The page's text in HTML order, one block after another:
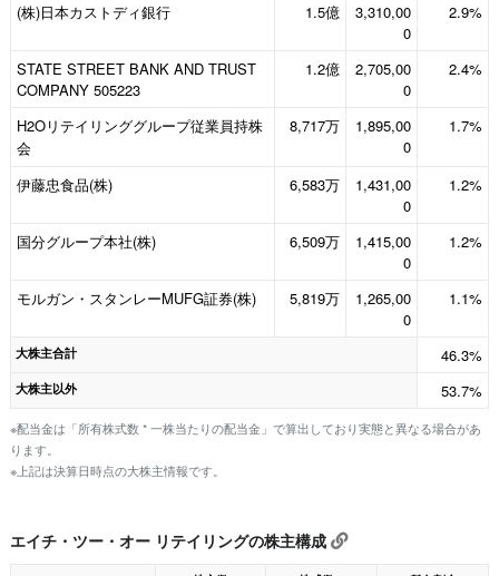
(株)日本カストディ銀行 1.5億
3,310,00
0
2.9%
STATE STREET BANK AND TRUST
COMPANY 505223
1.2億
2,705,00
0
2.4%
H2Oリテイリンググループ従業員持株
会
8,717万
1,895,00
0
1.7%
伊藤忠食品(株) 6,583万
1,431,00
0
1.2%
国分グループ本社(株) 6,509万
1,415,00
0
1.2%
モルガン・スタンレーMUFG証券(株) 5,819万
1,265,00
0
1.1%
大株主合計 46.3%
大株主以外 53.7%
※配当金は「所有株式数 * 一株当たりの配当金」で算出しており実態と異なる場合があ
ります。
※上記は決算日時点の大株主情報です。
エイチ・ツー・オー リテイリングの株主構成